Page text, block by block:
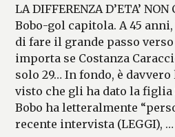
LA DIFFERENZA D’ETA’
Bobo-gol capitola. A 45
di fare il grande passo verso
importa se Costanza
solo 29… In fondo, è
visto che gli ha dato la figlia
Bobo ha letteralmente
recente intervista (LEGGI), …